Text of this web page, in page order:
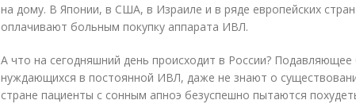
на дому. В Японии, в США, в Израиле и в ряде европейских
оплачивают больным покупку аппарата ИВЛ.
А что на сегодняшний день происходит в России?
нуждающихся в постоянной ИВЛ, даже не знают о
стране пациенты с сонным апноэ безуспешно пытаются